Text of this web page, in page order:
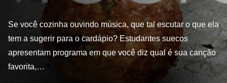
Se você cozinha ouvindo música, que tal escutar o que ela
tem a sugerir para o cardápio? Estudantes suecos
apresentam programa em que você diz qual é sua canção
favorita,…